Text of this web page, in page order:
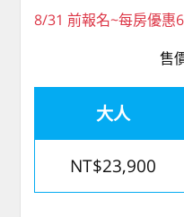
8/31 前報名~每房優惠
售
大人
NT$23,900